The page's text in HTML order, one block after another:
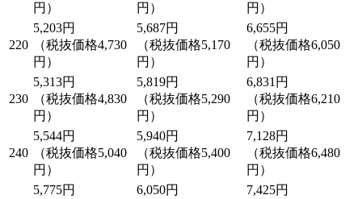
円）
円）
円）
220
5,203円
（税抜価格4,730
円）
5,687円
（税抜価格5,170
円）
6,655円
（税抜価格6,050
円）
230
5,313円
（税抜価格4,830
円）
5,819円
（税抜価格5,290
円）
6,831円
（税抜価格6,210
円）
240
5,544円
（税抜価格5,040
円）
5,940円
（税抜価格5,400
円）
7,128円
（税抜価格6,480
円）
5,775円
6,050円
7,425円